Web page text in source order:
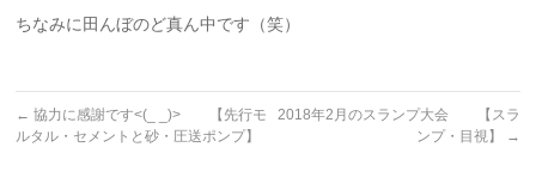
ちなみに田んぼのど真ん中です（笑）
← 協力に感謝です<(_ _)> 【先行モ
ルタル・セメントと砂・圧送ポンプ】
2018年2月のスランプ大会 【スラ
ンプ・目視】
→